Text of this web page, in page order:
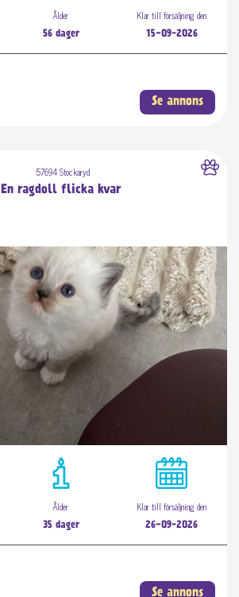
Ålder
56 dager
Klar till försäljning den
15-09-2026
Se annons
57694 Stockaryd
En ragdoll flicka kvar
Ålder
35 dager
Klar till försäljning den
26-09-2026
Se annons